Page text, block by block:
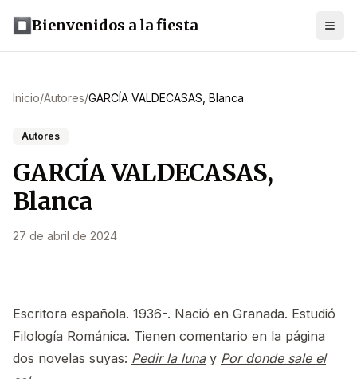
Bienvenidos a la fiesta
Inicio/Autores/GARCÍA VALDECASAS, Blanca
Autores
GARCÍA VALDECASAS,
Blanca
27 de abril de 2024
Escritora española. 1936-. Nació en Granada. Estudió
Filología Románica. Tienen comentario en la página
dos novelas suyas: Pedir la lunay Por donde sale el